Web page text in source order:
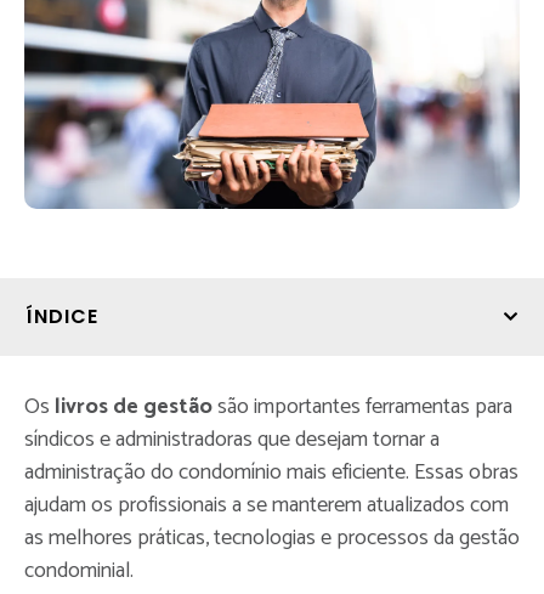
ÍNDICE
Os livros de gestãosão importantes ferramentas para
síndicos e administradoras que desejam tornar a
administração do condomínio mais eficiente. Essas obras
ajudam os profissionais a se manterem atualizados com
as melhores práticas, tecnologias e processos da gestão
condominial.